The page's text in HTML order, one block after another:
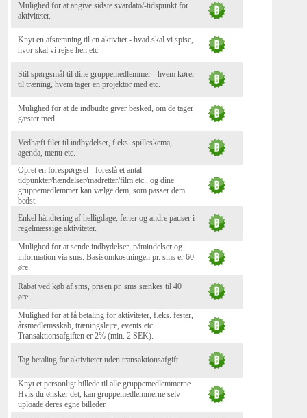
Mulighed for at angive sidste svardato/-tidspunkt for
aktiviteter.
Knyt en afstemning til en aktivitet - hvad skal vi spise,
hvor skal vi rejse hen etc.
Stil spørgsmål til dine gruppemedlemmer - hvem kører
til træning, hvem tager en projektor med etc.
Mulighed for at de indbudte giver besked, om de tager
gæster med.
Vedhæft filer til indbydelser, f.eks. spilleskema,
agenda, menu etc.
Opret en forespørgsel - foreslå et antal
tidpunkter/hændelser/madretter/film etc., og dine
gruppemedlemmer kan vælge dem, som passer dem
bedst.
Enkel håndtering af helligdage, ferier og andre pauser i
regelmæssige aktiviteter.
Mulighed for at sende indbydelser, påmindelser og
information via sms. Basisomkostningen pr. sms er 60
øre.
Rabat ved køb af sms, prisen pr. sms sænkes til 40
øre.
Mulighed for at få betaling for aktiviteter, f.eks. fester,
årsmedlemsskab, træningslejre, events etc.
Transaktionsafgiften er 2% (min. 2 SEK).
Tag betaling for aktiviteter uden transaktionsafgift.
Knyt et personligt billede til alle gruppemedlemmerne.
Hvis du ønsker det, kan gruppemedlemmerne selv
uploade deres egne billeder.